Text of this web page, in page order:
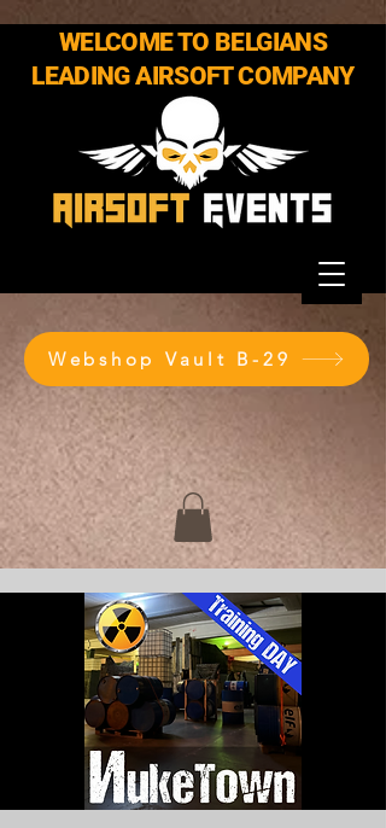
WELCOME TO BELGIANS
LEADING AIRSOFT COMPANY
Webshop Vault B-29